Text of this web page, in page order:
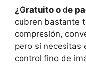
¿Gratuito o de
cubren bastante
compresión,
pero si necesitas
control fino de